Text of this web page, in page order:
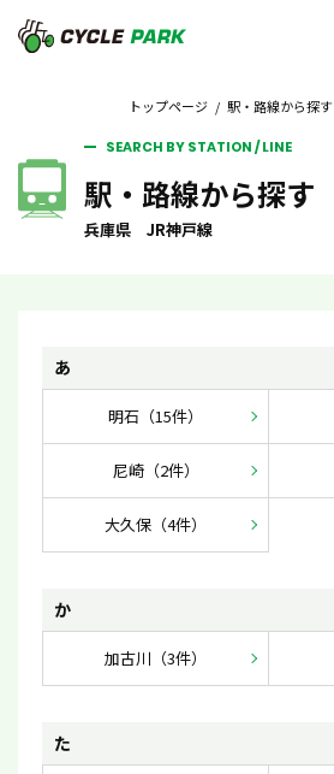
トップページ / 駅・路線から探す
SEARCH BY STATION / LINE
駅・路線から探す
兵庫県 JR神戸線
あ
明石（15件）
尼崎（2件）
大久保（4件）
か
加古川（3件）
た